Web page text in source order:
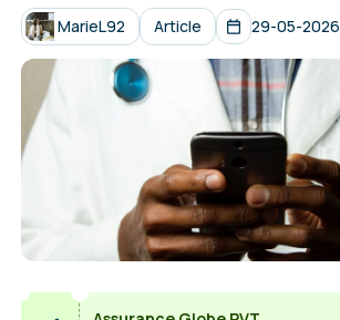
MarieL92 Article 29-05-2026